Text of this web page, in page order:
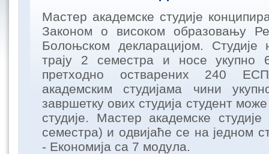
Мастер академске студије
Законом о високом образовању
Болоњском декларацијом.
трају 2 семестра и носе
претходно остварених 240
академским студијама чини
завршетку ових студија студент
студије. Мастер академске
семестра) и одвијаће се на једном
- Економија са 7 модула.